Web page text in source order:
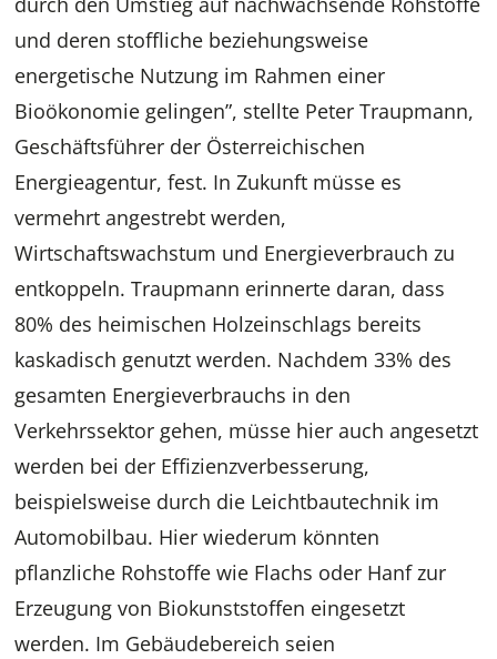
und deren stoffliche beziehungsweise
energetische Nutzung im Rahmen einer
Bioökonomie gelingen”, stellte Peter Traupmann,
Geschäftsführer der Österreichischen
Energieagentur, fest. In Zukunft müsse es
vermehrt angestrebt werden,
Wirtschaftswachstum und Energieverbrauch zu
entkoppeln. Traupmann erinnerte daran, dass
80% des heimischen Holzeinschlags bereits
kaskadisch genutzt werden. Nachdem 33% des
gesamten Energieverbrauchs in den
Verkehrssektor gehen, müsse hier auch angesetzt
werden bei der Effizienzverbesserung,
beispielsweise durch die Leichtbautechnik im
Automobilbau. Hier wiederum könnten
pflanzliche Rohstoffe wie Flachs oder Hanf zur
Erzeugung von Biokunststoffen eingesetzt
werden. Im Gebäudebereich seien